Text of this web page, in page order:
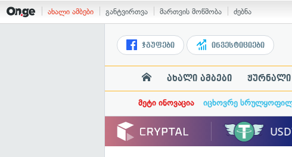
ახალი ამბები განტვირთვა მართვის მოწმობა ძებნა
ჯგუფები ინვესტიციები
ახალი ამბები ჟურნალი
მეტი ინოვაცია იცხოვრე